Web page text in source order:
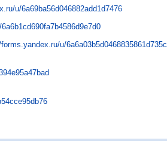
u/6a69ba56d046882add1d7476
u/6a6a03b5d0468835861d735c